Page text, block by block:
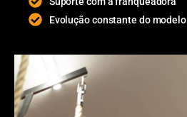
Evolução constante do modelo